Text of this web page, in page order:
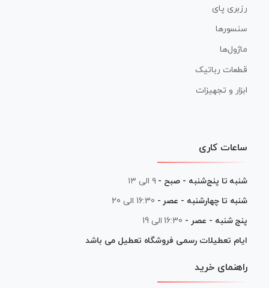
رزبری پای
سنسورها
ماژول‌ها
قطعات رباتیک
ابزار و تجهیزات
ساعات کاری
شنبه تا پنج‌شنبه - صبح - ۹ الی ۱۳
شنبه تا چهارشنبه - عصر - 16:30 الی 20
پنج شنبه - عصر - 16:30 الی 19
ایام تعطیلات رسمی فروشگاه تعطیل می باشد
راهنمای خرید